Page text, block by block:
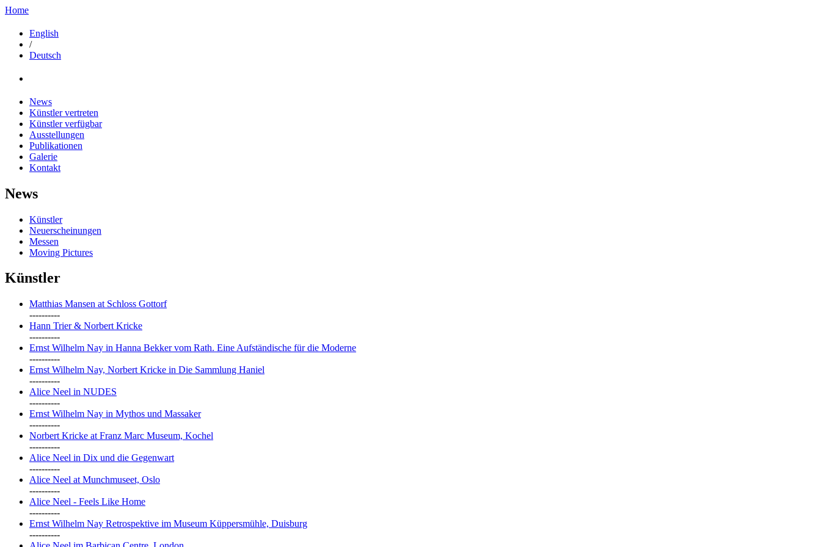
Home
English
/
Deutsch
News
Künstler vertreten
Künstler verfügbar
Ausstellungen
Publikationen
Galerie
Kontakt
News
Künstler
Neuerscheinungen
Messen
Moving Pictures
Künstler
Matthias Mansen at Schloss Gottorf
----------
Hann Trier & Norbert Kricke
----------
Ernst Wilhelm Nay in Hanna Bekker vom Rath. Eine Aufständische für die Moderne
----------
Ernst Wilhelm Nay, Norbert Kricke in Die Sammlung Haniel
----------
Alice Neel in NUDES
----------
Ernst Wilhelm Nay in Mythos und Massaker
----------
Norbert Kricke at Franz Marc Museum, Kochel
----------
Alice Neel in Dix und die Gegenwart
----------
Alice Neel at Munchmuseet, Oslo
----------
Alice Neel - Feels Like Home
----------
Ernst Wilhelm Nay Retrospektive im Museum Küppersmühle, Duisburg
----------